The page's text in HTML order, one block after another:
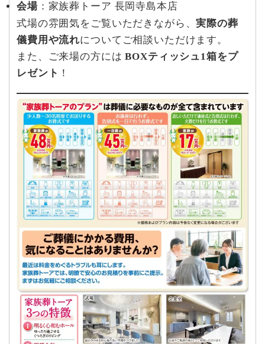
会場：家族葬トーア 長岡寺島本店
式場の雰囲気をご覧いただきながら、実際の葬
儀費用や流れについてご相談いただけます。
また、ご来場の方にはBOXティッシュ1箱をプ
レゼント ！